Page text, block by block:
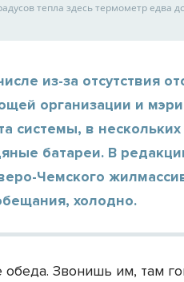
тепла здесь термометр едва
из-за отсутствия
организации и
системы, в нескольких
батареи. В
Чемского
холодно.
Звонишь им, там